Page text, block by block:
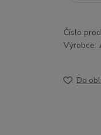
Číslo
Výrobce:
Do